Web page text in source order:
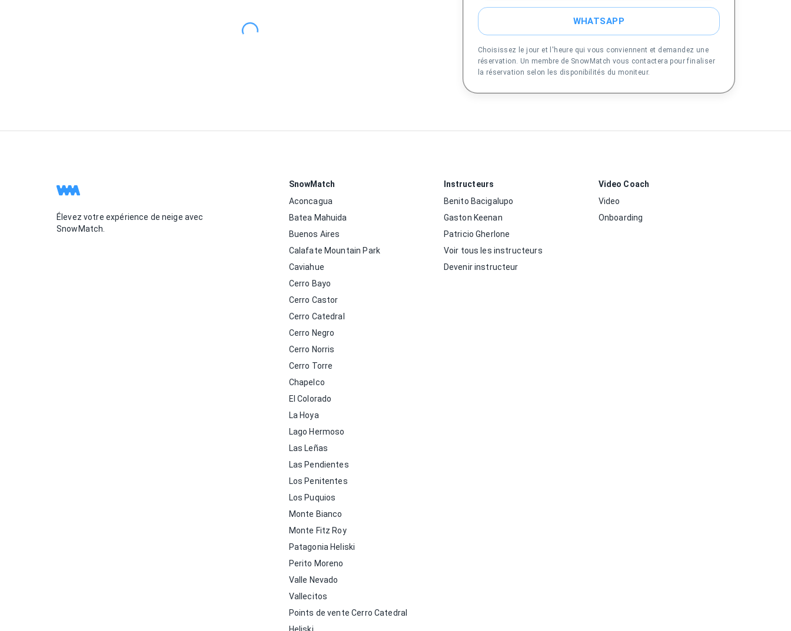
WHATSAPP
Choisissez le jour et l'heure qui vous conviennent et demandez une
réservation. Un membre de SnowMatch vous contactera pour finaliser
la réservation selon les disponibilités du moniteur.
Élevez votre expérience de neige avec
SnowMatch.
SnowMatch
Aconcagua
Batea Mahuida
Buenos Aires
Calafate Mountain Park
Caviahue
Cerro Bayo
Cerro Castor
Cerro Catedral
Cerro Negro
Cerro Norris
Cerro Torre
Chapelco
El Colorado
La Hoya
Lago Hermoso
Las Leñas
Las Pendientes
Los Penitentes
Los Puquios
Monte Bianco
Monte Fitz Roy
Patagonia Heliski
Perito Moreno
Valle Nevado
Vallecitos
Points de vente Cerro Catedral
Instructeurs
Benito Bacigalupo
Gaston Keenan
Patricio Gherlone
Voir tous les instructeurs
Devenir instructeur
Video Coach
Video
Onboarding